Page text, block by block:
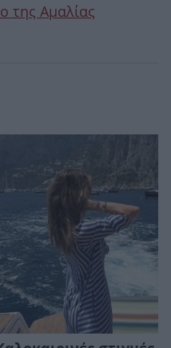
της Αμαλίας